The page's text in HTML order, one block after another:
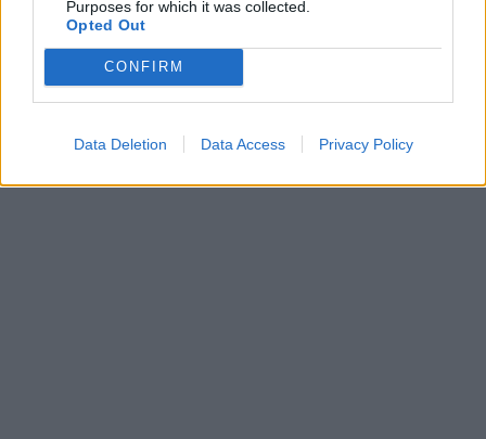
Purposes for which it was collected.
Opted Out
CONFIRM
Data Deletion Data Access Privacy Policy